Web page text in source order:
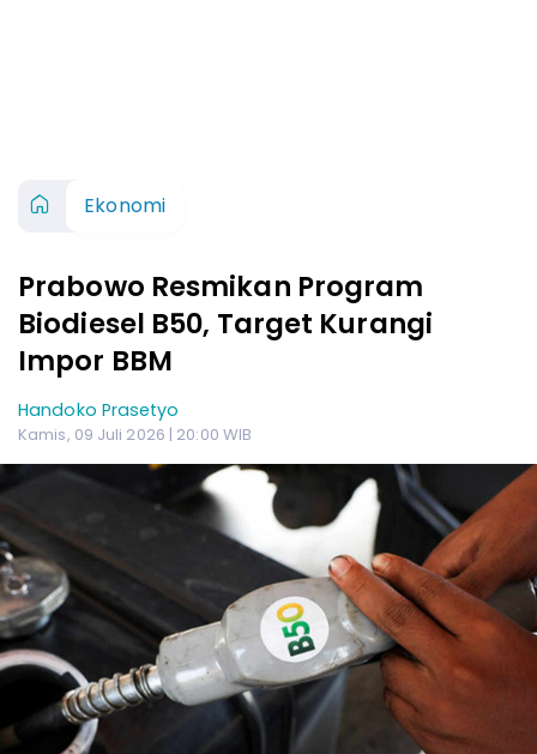
Ekonomi
Prabowo Resmikan Program
Biodiesel B50, Target Kurangi
Impor BBM
Handoko Prasetyo
Kamis, 09 Juli 2026 | 20:00 WIB